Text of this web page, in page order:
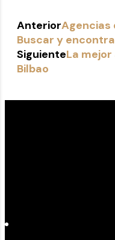
AnteriorAgencias
Buscar y
SiguienteLa
Bilbao